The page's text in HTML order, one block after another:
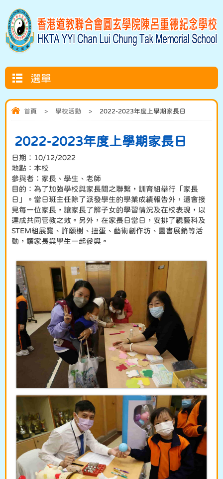
選單
首頁 > 學校活動 > 2022-2023年度上學期家長日
2022-2023年度上學期家長日
日期：10/12/2022
地點：本校
參與者：家長、學生、老師
目的：為了加強學校與家長間之聯繫，訓育組舉行「家長
日」。當日班主任除了派發學生的學業成績報告外，還會接
見每一位家長，讓家長了解子女的學習情況及在校表現，以
達成共同管教之效。另外，在家長日當日，安排了視藝科及
STEM組展覽、許願樹、扭蛋、藝術創作坊、圖書展銷等活
動，讓家長與學生一起參與。